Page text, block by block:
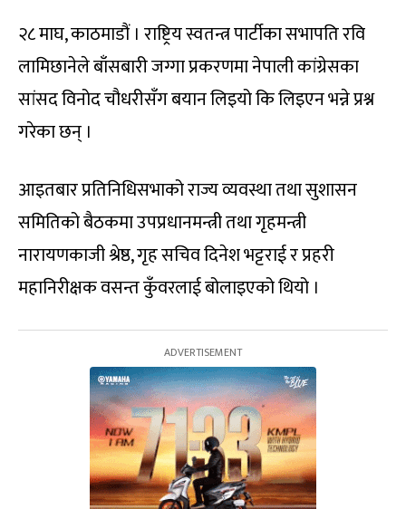
२८ माघ, काठमाडौं । राष्ट्रिय स्वतन्त्र पार्टीका सभापति रवि
लामिछानेले बाँसबारी जग्गा प्रकरणमा नेपाली कांग्रेसका
सांसद विनोद चौधरीसँग बयान लिइयो कि लिइएन भन्ने प्रश्न
गरेका छन् ।
आइतबार प्रतिनिधिसभाको राज्य व्यवस्था तथा सुशासन
समितिको बैठकमा उपप्रधानमन्त्री तथा गृहमन्त्री
नारायणकाजी श्रेष्ठ, गृह सचिव दिनेश भट्टराई र प्रहरी
महानिरीक्षक वसन्त कुँवरलाई बोलाइएको थियो ।